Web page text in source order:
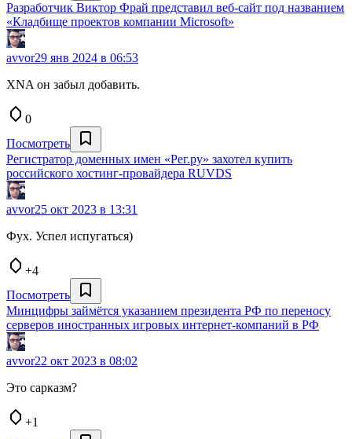
Разработчик Виктор Фрай представил веб-сайт под названием
«Кладбище проектов компании Microsoft»
avvor29 янв 2024 в 06:53
XNA он забыл добавить.
0
Посмотреть
Регистратор доменных имен «Рег.ру» захотел купить
российского хостинг-провайдера RUVDS
avvor25 окт 2023 в 13:31
Фух. Успел испугаться)
+4
Посмотреть
Минцифры займётся указанием президента РФ по переносу
серверов иностранных игровых интернет-компаний в РФ
avvor22 окт 2023 в 08:02
Это сарказм?
+1